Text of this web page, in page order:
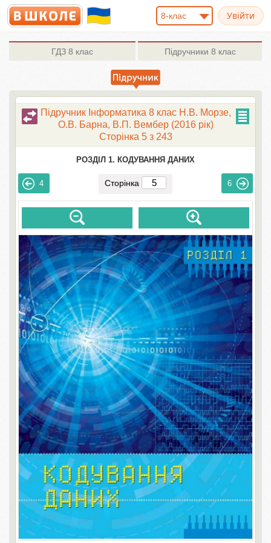
8-клас
ГДЗ 8 клас Підручники 8 клас
Підручник Інформатика 8 клас Н.В. Морзе,
О.В. Барна, В.П. Вембер (2016 рік)
Сторінка 5 з 243
РОЗДІЛ 1. КОДУВАННЯ ДАНИХ
4 Сторінка 6